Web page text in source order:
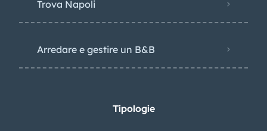
Trova Napoli
Arredare e gestire un B&B
Tipologie